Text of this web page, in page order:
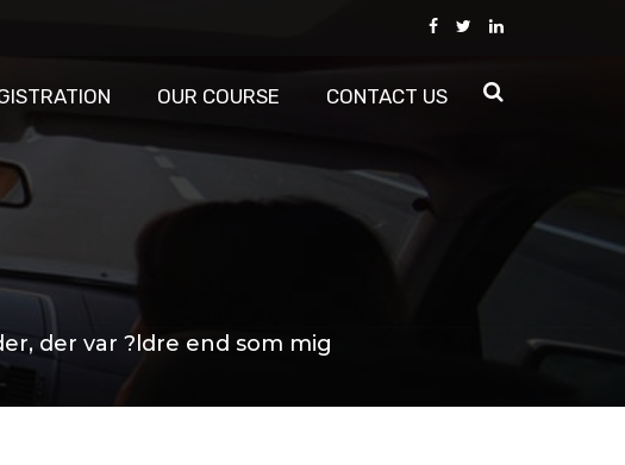
OUR COURSE CONTACT US
der var ?ldre end som mig